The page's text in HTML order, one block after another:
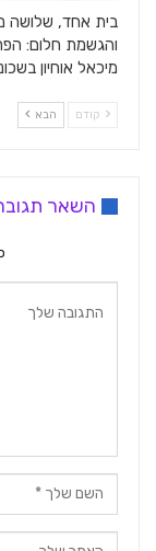
בית אחד, שלושה
והגשמת חלום:
מיכאל אוחיון
קודם הבא
השאר